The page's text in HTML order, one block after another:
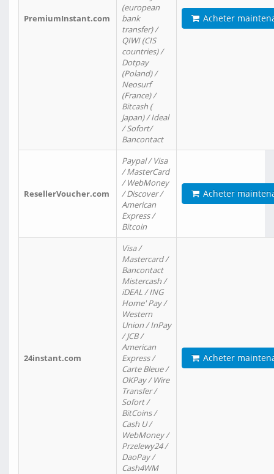
PremiumInstant.com
(european
bank
transfer) /
QIWI (CIS
countries) /
Dotpay
(Poland) /
Neosurf
(France) /
Bitcash (
Japan) / Ideal
/ Sofort/
Bancontact
Acheter
ResellerVoucher.com
Paypal / Visa
/ MasterCard
/ WebMoney
/ Discover /
American
Express /
Bitcoin
Acheter
24instant.com
Visa /
Mastercard /
Bancontact
Mistercash /
iDEAL / ING
Home' Pay /
Western
Union / InPay
/ JCB /
American
Express /
Carte Bleue /
OKPay / Wire
Transfer /
Sofort /
BitCoins /
Cash U /
WebMoney /
Przelewy24 /
DaoPay /
Cash4WM
Acheter